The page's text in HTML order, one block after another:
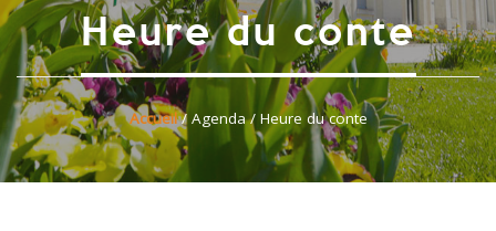
Heure du conte
Accueil/ Agenda/ Heure du conte